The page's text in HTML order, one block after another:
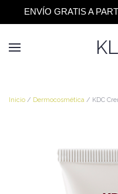
ENVÍO GRATIS A
Inicio / Dermocosmética / KDC